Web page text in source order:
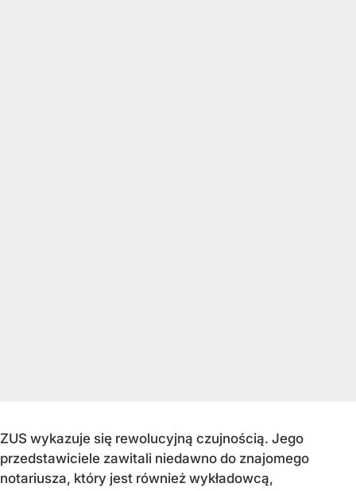
ZUS wykazuje się rewolucyjną czujnością. Jego
przedstawiciele zawitali niedawno do znajomego
notariusza, który jest również wykładowcą,